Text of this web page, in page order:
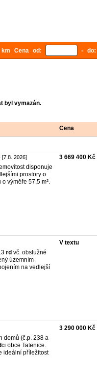
km Cena od: - do:
byl vymazán.
Cena
[7.8. 2026]
disponuje
prostory o
výměře 57,5 m².
3 669 400 Kč
rd vč. obslužné
územním
na vedlejší
V textu
domů (č.p. 238 a
ci obce Tatenice.
ideální příležitost
3 290 000 Kč